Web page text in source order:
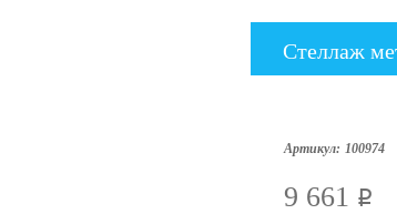
Стеллаж
Артикул: 100974
9 661 p